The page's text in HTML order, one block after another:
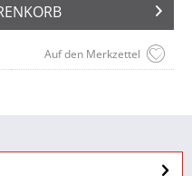
Auf den Merkzettel